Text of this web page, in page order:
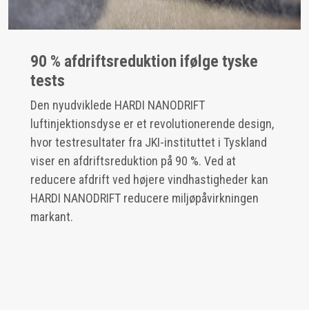
90 % afdriftsreduktion ifølge tyske
tests
Den nyudviklede HARDI NANODRIFT
luftinjektionsdyse er et revolutionerende design,
hvor testresultater fra JKI-instituttet i Tyskland
viser en afdriftsreduktion på 90 %. Ved at
reducere afdrift ved højere vindhastigheder kan
HARDI NANODRIFT reducere miljøpåvirkningen
markant.